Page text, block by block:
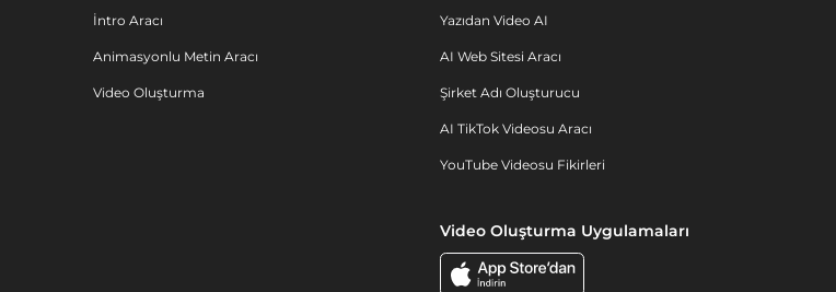
İntro Aracı
Animasyonlu Metin Aracı
Video Oluşturma
Yazıdan Video AI
AI Web Sitesi Aracı
Şirket Adı Oluşturucu
AI TikTok Videosu Aracı
YouTube Videosu Fikirleri
Video Oluşturma Uygulamaları